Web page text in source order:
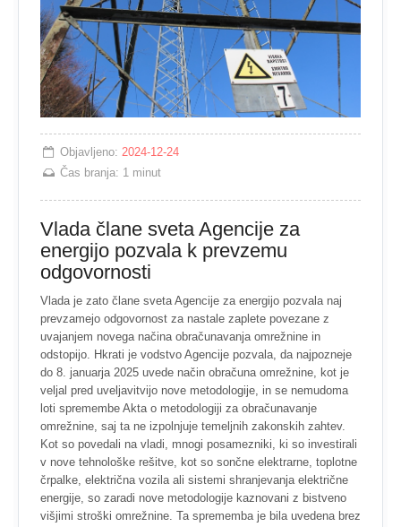
Objavljeno: 2024-12-24
Čas branja: 1 minut
Vlada člane sveta Agencije za
energijo pozvala k prevzemu
odgovornosti
Vlada je zato člane sveta Agencije za energijo pozvala naj
prevzamejo odgovornost za nastale zaplete povezane z
uvajanjem novega načina obračunavanja omrežnine in
odstopijo. Hkrati je vodstvo Agencije pozvala, da najpozneje
do 8. januarja 2025 uvede način obračuna omrežnine, kot je
veljal pred uveljavitvijo nove metodologije, in se nemudoma
loti spremembe Akta o metodologiji za obračunavanje
omrežnine, saj ta ne izpolnjuje temeljnih zakonskih zahtev.
Kot so povedali na vladi, mnogi posamezniki, ki so investirali
v nove tehnološke rešitve, kot so sončne elektrarne, toplotne
črpalke, električna vozila ali sistemi shranjevanja električne
energije, so zaradi nove metodologije kaznovani z bistveno
višjimi stroški omrežnine. Ta sprememba je bila uvedena brez